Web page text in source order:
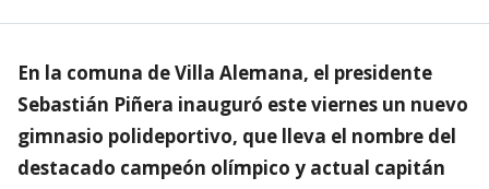
En la comuna de Villa Alemana, el presidente
Sebastián Piñera inauguró este viernes un nuevo
gimnasio polideportivo, que lleva el nombre del
destacado campeón olímpico y actual capitán